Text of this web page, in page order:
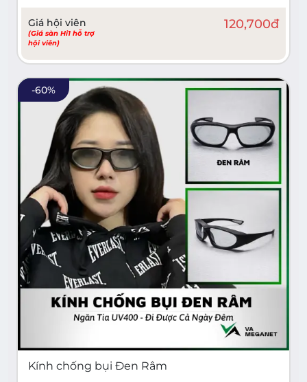
Giá hội viên
(Giá sàn Hi1 hỗ trợ
hội viên)
120,700đ
-60%
Kính chống bụi Đen Râm